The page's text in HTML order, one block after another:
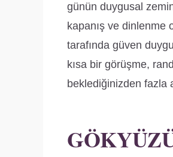
günün duygusal
kapanış ve dinlenme
tarafında güven
kısa bir görüşme,
beklediğinizden fazla